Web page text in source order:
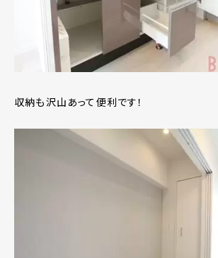
収納も沢山あって便利です！